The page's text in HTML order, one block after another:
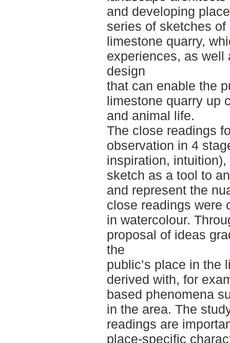
and developing
series of sketches of
limestone quarry,
experiences, as well
design
that can enable the
limestone quarry up
and animal life.
The close readings
observation in 4
inspiration,
sketch as a tool to
and represent the
close readings were
in watercolour.
proposal of ideas
the
public’s place in the
derived with, for
based phenomena
in the area. The
readings are
place-specific